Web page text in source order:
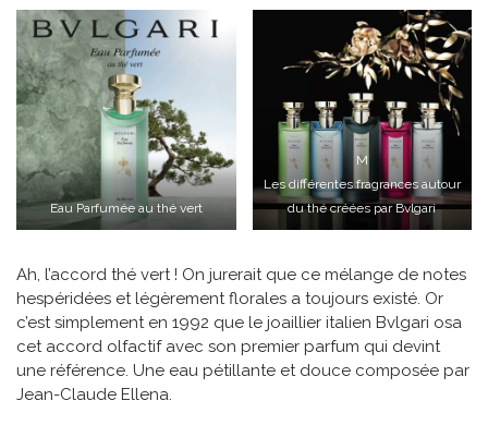
Eau Parfumée au thé vert
M
Les différentes fragrances autour
du thé créées par Bvlgari
Ah, l’accord thé vert ! On jurerait que ce mélange de notes
hespéridées et légèrement florales a toujours existé. Or
c’est simplement en 1992 que le joaillier italien Bvlgari osa
cet accord olfactif avec son premier parfum qui devint
une référence. Une eau pétillante et douce composée par
Jean-Claude Ellena.